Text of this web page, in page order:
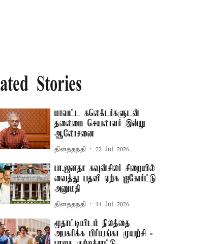
Stories
மாவட்ட கலெக்டர்களுடன்
தலைமை செயலாளர் இன்று
ஆலோசனை
தினத்தந்தி 22 Jul 2026
பா.ஜனதா கவுன்சிலர் சிறையில்
வைத்து பதவி ஏற்க ஐகோர்ட்டு
அனுமதி
தினத்தந்தி 14 Jul 2026
மூதாட்டியிடம் நிலத்தை
அபகரிக்க பிரியங்கா முயற்சி -